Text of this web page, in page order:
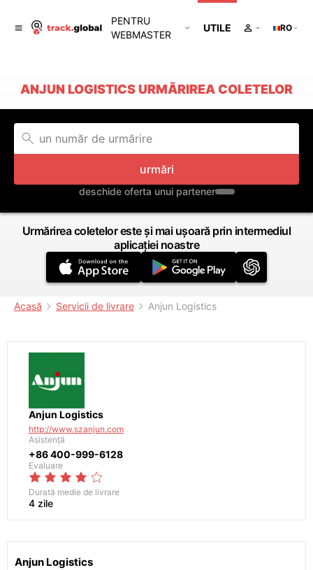
PENTRU
WEBMASTER
UTILE RO
ANJUN LOGISTICS URMĂRIREA COLETELOR
urmări
deschide oferta unui partener
Urmărirea coletelor este și mai ușoară prin intermediul
aplicației noastre
Acasă Servicii de livrare Anjun Logistics
Anjun Logistics
http://www.szanjun.com
Asistență
+86 400-999-6128
Evaluare
Durată medie de livrare
4 zile
Anjun Logistics